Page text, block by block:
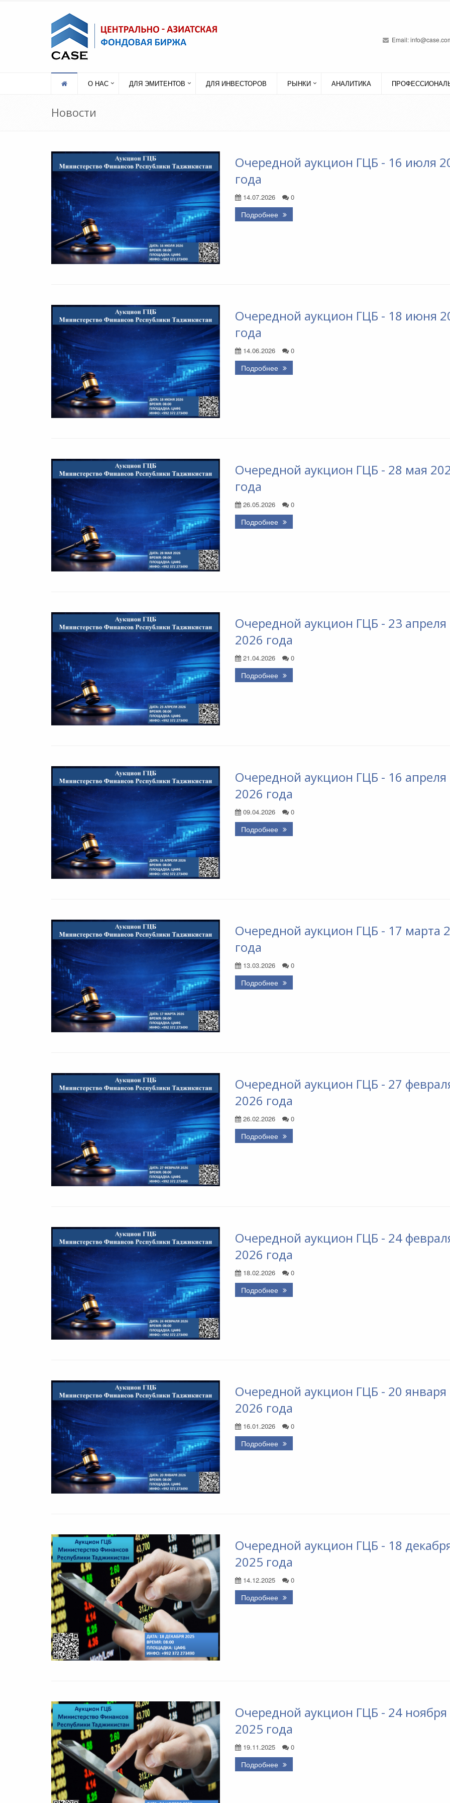
Email:
О НАС ДЛЯ ЭМИТЕНТОВ ДЛЯ ИНВЕСТОРОВ РЫНКИ АНАЛИТИКА
Новости
Очередной аукцион ГЦБ - 16 июля
года
14.07.2026 0
Подробнее
Очередной аукцион ГЦБ - 18 июня
года
14.06.2026 0
Подробнее
Очередной аукцион ГЦБ - 28 мая
года
26.05.2026 0
Подробнее
Очередной аукцион ГЦБ - 23 апреля
2026 года
21.04.2026 0
Подробнее
Очередной аукцион ГЦБ - 16 апреля
2026 года
09.04.2026 0
Подробнее
Очередной аукцион ГЦБ - 17 марта
года
13.03.2026 0
Подробнее
Очередной аукцион ГЦБ - 27
2026 года
26.02.2026 0
Подробнее
Очередной аукцион ГЦБ - 24
2026 года
18.02.2026 0
Подробнее
Очередной аукцион ГЦБ - 20 января
2026 года
16.01.2026 0
Подробнее
Очередной аукцион ГЦБ - 18
2025 года
14.12.2025 0
Подробнее
Очередной аукцион ГЦБ - 24 ноября
2025 года
19.11.2025 0
Подробнее